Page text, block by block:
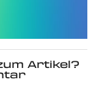
Artikel?